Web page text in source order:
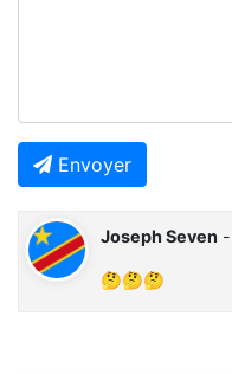
Envoyer
Joseph Seven -
🤔🤔🤔